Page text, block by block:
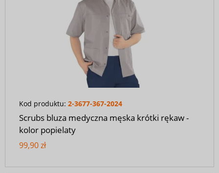
Kod produktu: 2-3677-367-2024
Scrubs bluza medyczna męska krótki rękaw -
kolor popielaty
99,90 zł